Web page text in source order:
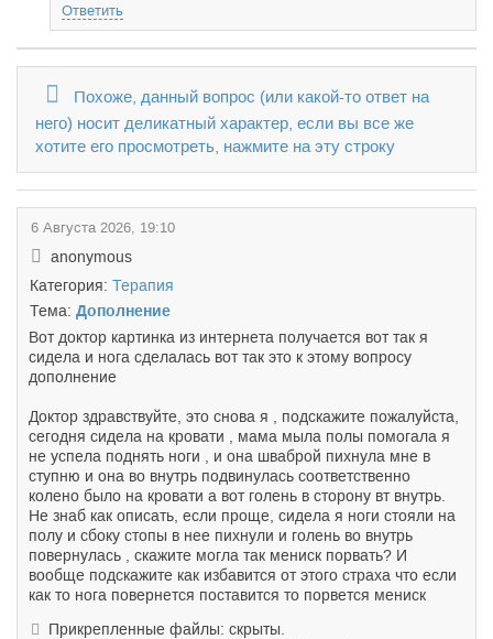
Ответить
Похоже, данный вопрос (или какой-то ответ на
него) носит деликатный характер, если вы все же
хотите его просмотреть, нажмите на эту строку
6 Августа 2026, 19:10
anonymous
Категория: Терапия
Тема: Дополнение
Вот доктор картинка из интернета получается вот так я
сидела и нога сделалась вот так это к этому вопросу
дополнение
Доктор здравствуйте, это снова я , подскажите пожалуйста,
сегодня сидела на кровати , мама мыла полы помогала я
не успела поднять ноги , и она шваброй пихнула мне в
ступню и она во внутрь подвинулась соответственно
колено было на кровати а вот голень в сторону вт внутрь.
Не знаб как описать, если проще, сидела я ноги стояли на
полу и сбоку стопы в нее пихнули и голень во внутрь
повернулась , скажите могла так мениск порвать? И
вообще подскажите как избавится от этого страха что если
как то нога повернется поставится то порвется мениск
Прикрепленные файлы: скрыты.